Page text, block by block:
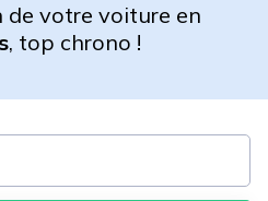
de votre voiture en
, top chrono !